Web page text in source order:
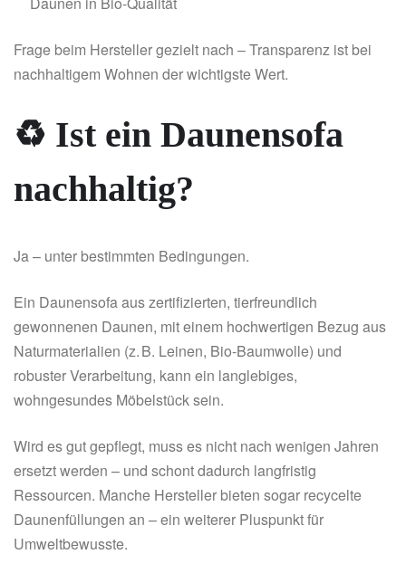
Frage beim Hersteller gezielt nach – Transparenz ist bei
nachhaltigem Wohnen der wichtigste Wert.
♻️ Ist ein Daunensofa
nachhaltig?
Ja – unter bestimmten Bedingungen.
Ein Daunensofa aus zertifizierten, tierfreundlich
gewonnenen Daunen, mit einem hochwertigen Bezug aus
Naturmaterialien (z. B. Leinen, Bio-Baumwolle) und
robuster Verarbeitung, kann ein langlebiges,
wohngesundes Möbelstück sein.
Wird es gut gepflegt, muss es nicht nach wenigen Jahren
ersetzt werden – und schont dadurch langfristig
Ressourcen. Manche Hersteller bieten sogar recycelte
Daunenfüllungen an – ein weiterer Pluspunkt für
Umweltbewusste.